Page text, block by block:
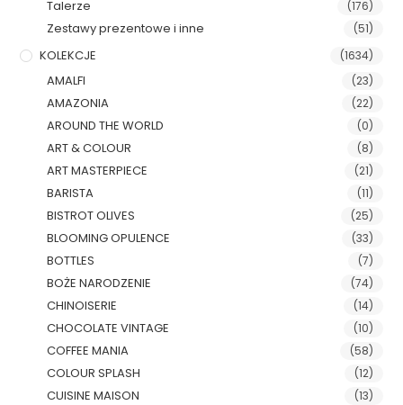
Talerze (176)
Zestawy prezentowe i inne (51)
KOLEKCJE (1634)
AMALFI (23)
AMAZONIA (22)
AROUND THE WORLD (0)
ART & COLOUR (8)
ART MASTERPIECE (21)
BARISTA (11)
BISTROT OLIVES (25)
BLOOMING OPULENCE (33)
BOTTLES (7)
BOŻE NARODZENIE (74)
CHINOISERIE (14)
CHOCOLATE VINTAGE (10)
COFFEE MANIA (58)
COLOUR SPLASH (12)
CUISINE MAISON (13)